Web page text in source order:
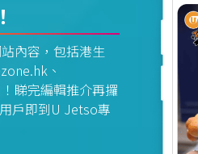
內容，包括港生
、
睇完編輯推介再攞
戶即到U Jetso專